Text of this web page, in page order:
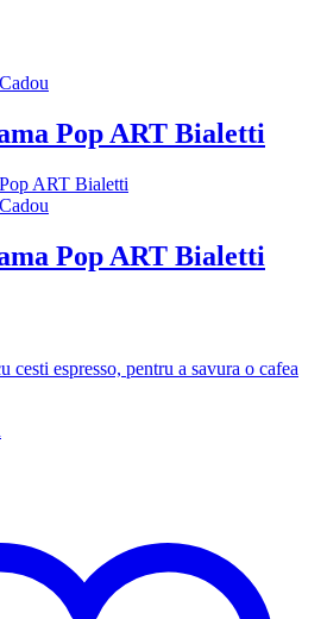
Pop ART Bialetti
Pop ART Bialetti
cesti espresso, pentru a savura o cafea